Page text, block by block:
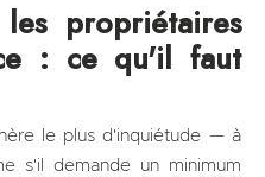
propriétaires
: ce qu'il faut
le plus d'inquiétude — à
s'il demande un minimum